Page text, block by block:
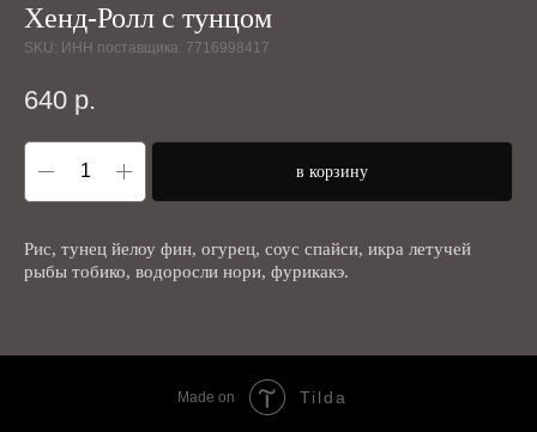
Хенд-Ролл с тунцом
SKU: ИНН поставщика: 7716998417
640 р.
в корзину
Рис, тунец йелоу фин, огурец, соус спайси, икра летучей
рыбы тобико, водоросли нори, фурикакэ.
Made on Tilda